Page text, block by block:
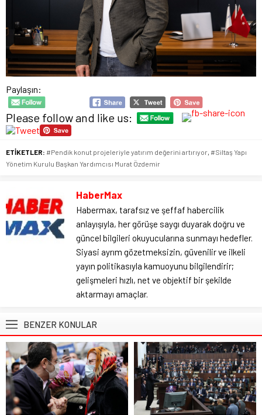
Paylaşın:
Please follow and like us:
ETİKETLER: #Pendik konut projeleriyle yatırım değerini artırıyor, #Siltaş Yapı
Yönetim Kurulu Başkan Yardımcısı Murat Özdemir
HaberMax
Habermax, tarafsız ve şeffaf habercilik
anlayışıyla, her görüşe saygı duyarak doğru ve
güncel bilgileri okuyucularına sunmayı hedefler.
Siyasi ayrım gözetmeksizin, güvenilir ve ilkeli
yayın politikasıyla kamuoyunu bilgilendirir;
gelişmeleri hızlı, net ve objektif bir şekilde
aktarmayı amaçlar.
BENZER KONULAR